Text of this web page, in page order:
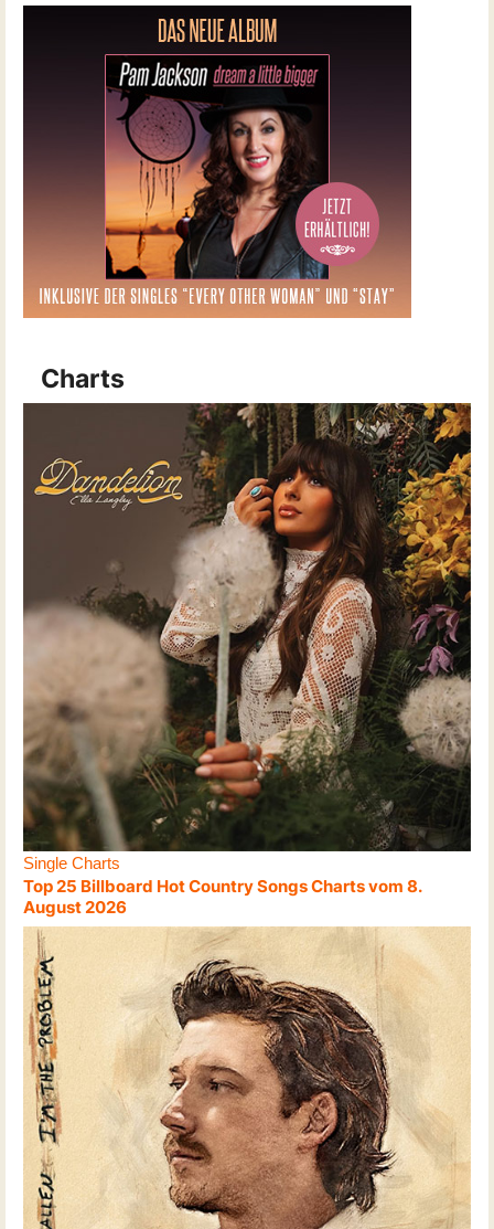
Charts
Single Charts
Top 25 Billboard Hot Country Songs Charts vom 8.
August 2026